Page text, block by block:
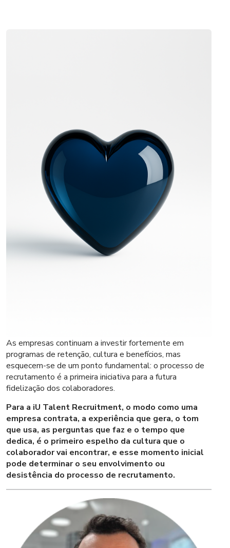
As empresas continuam a investir fortemente em
programas de retenção, cultura e benefícios, mas
esquecem-se de um ponto fundamental: o processo de
recrutamento é a primeira iniciativa para a futura
fidelização dos colaboradores.
Para a iU Talent Recruitment, o modo como uma
empresa contrata, a experiência que gera, o tom
que usa, as perguntas que faz e o tempo que
dedica, é o primeiro espelho da cultura que o
colaborador vai encontrar, e esse momento inicial
pode determinar o seu envolvimento ou
desistência do processo de recrutamento.